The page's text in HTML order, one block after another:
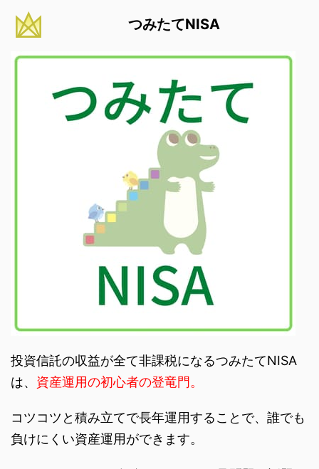
つみたてNISA
投資信託の収益が全て非課税になるつみたてNISA
は、 資産運用の初心者の登竜門。
コツコツと積み立てで長年運用することで、誰でも
負けにくい資産運用ができます。